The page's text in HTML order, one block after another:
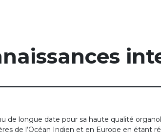
de longue date pour sa haute qualité
de l’Océan Indien et en Europe en étant